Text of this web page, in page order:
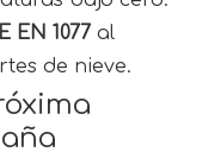
EN 1077 al
de nieve.